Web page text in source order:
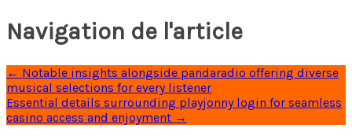
Navigation de l'article
← Notable insights alongside pandaradio offering diverse
musical selections for every listener
Essential details surrounding playjonny login for seamless
casino access and enjoyment →